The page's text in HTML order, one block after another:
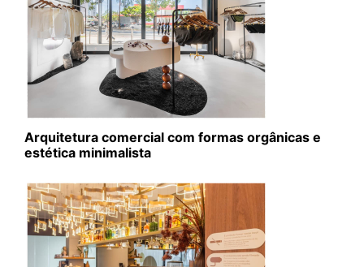
Arquitetura comercial com formas orgânicas e
estética minimalista